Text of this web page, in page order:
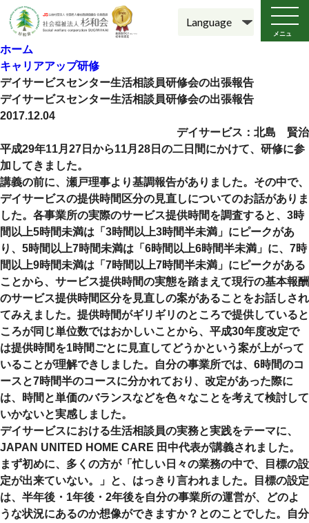
メニュ
ー
ホーム
キャリアアップ研修
デイサービスセンター生活相談員研修会の出張報告
デイサービスセンター生活相談員研修会の出張報告
2017.12.04
デイサービス：北島 賢治
平成29年11月27日から11月28日の二日間にかけて、研修に参
加してきました。
講義の前に、瀬戸理事より基調報告がありました。その中で、
デイサービスの提供時間区分の見直しについてのお話がありま
した。各事業所の実際のサービス提供時間を調査すると、3時
間以上5時間未満は「3時間以上3時間半未満」にピークがあ
り、5時間以上7時間未満は「6時間以上6時間半未満」に、7時
間以上9時間未満は「7時間以上7時間半未満」にピークがある
ことから、サービス提供時間の実態を踏まえて現行の基本報酬
のサービス提供時間区分を見直しの案があることをお話しされ
てみえました。提供時間がギリギリのところで提供していると
ころが同じ単位数ではおかしいことから、平成30年度改定で
は提供時間を1時間ごとに見直してどうかという案が上がって
いることが理解できしました。自分の事業所では、6時間のコ
ースと7時間半のコースに分かれており、改定があった際に
は、時間と単価のバランスなどを色々なことを考えて検討して
いかないと実感しました。
デイサービスにおける生活相談員の実務と実践をテーマに、
JAPAN UNITED HOME CARE 田中代表が講義されました。
まず初めに、多くの方が「忙しい日々の業務の中で、目標の設
定が出来ていない。」と、はっきり言われました。目標の設定
は、半年後・1年後・2年後を自分の事業所の運営が、どのよ
うな状況にあるのか想像ができますか？とのことでした。自分